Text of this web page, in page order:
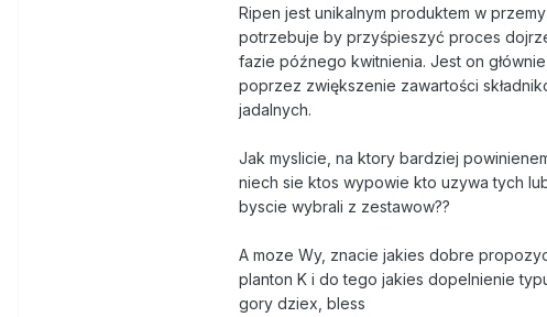
Ripen jest unikalnym produktem w
potrzebuje by przyśpieszyć proces
fazie późnego kwitnienia. Jest on
poprzez zwiększenie zawartości
jadalnych.
Jak myslicie, na ktory bardziej
niech sie ktos wypowie kto uzywa tych
byscie wybrali z zestawow??
A moze Wy, znacie jakies dobre
planton K i do tego jakies dopelnienie
gory dziex, bless